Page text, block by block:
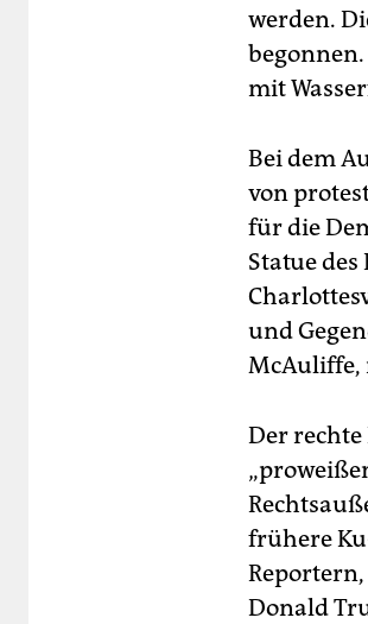
werden.
mit
Bei dem
von
für die
Statue
und
McAuliffe,
Der rechte
frühere
Donald